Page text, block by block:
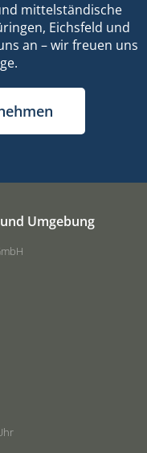
mittelständische
Eichsfeld und
an – wir freuen uns
Umgebung